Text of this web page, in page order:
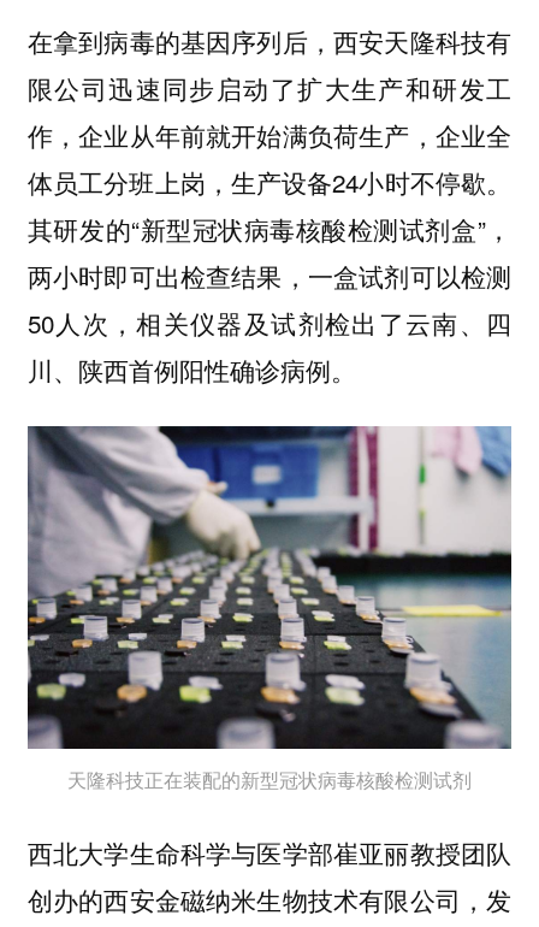
在拿到病毒的基因序列后，西安天隆科技有
限公司迅速同步启动了扩大生产和研发工
作，企业从年前就开始满负荷生产，企业全
体员工分班上岗，生产设备24小时不停歇。
其研发的“新型冠状病毒核酸检测试剂盒”，
两小时即可出检查结果，一盒试剂可以检测
50人次，相关仪器及试剂检出了云南、四
川、陕西首例阳性确诊病例。
天隆科技正在装配的新型冠状病毒核酸检测试剂
西北大学生命科学与医学部崔亚丽教授团队
创办的西安金磁纳米生物技术有限公司，发